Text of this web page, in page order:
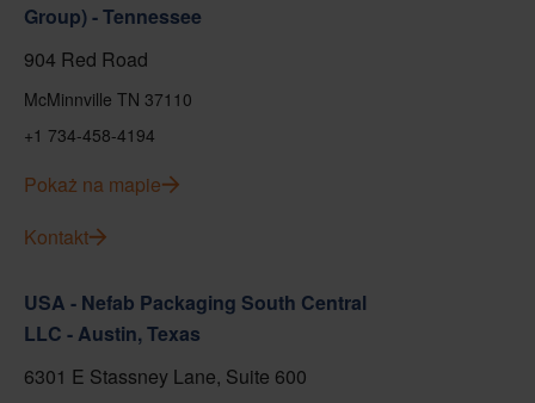
Group) - Tennessee
904 Red Road
McMinnville TN 37110
+1 734-458-4194
Pokaż na mapie
Kontakt
USA - Nefab Packaging South Central
LLC - Austin, Texas
6301 E Stassney Lane, Suite 600